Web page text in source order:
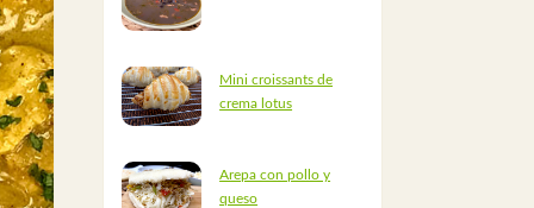
Mini croissants de
crema lotus
Arepa con pollo y
queso